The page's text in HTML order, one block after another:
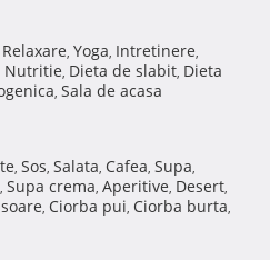
Relaxare, Yoga, Intretinere,
Nutritie, Dieta de slabit, Dieta
, Sala de acasa
, Sos, Salata, Cafea, Supa,
, Supa crema, Aperitive, Desert,
, Ciorba pui, Ciorba burta,